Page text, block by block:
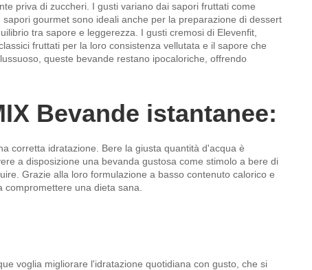
priva di zuccheri. I gusti variano dai sapori fruttati come
gourmet sono ideali anche per la preparazione di dessert
tra sapore e leggerezza. I gusti cremosi di Elevenfit,
fruttati per la loro consistenza vellutata e il sapore che
queste bevande restano ipocaloriche, offrendo
Bevande istantanee:
corretta idratazione. Bere la giusta quantità d'acqua è
a disposizione una bevanda gustosa come stimolo a bere di
Grazie alla loro formulazione a basso contenuto calorico e
una dieta sana.
voglia migliorare l'idratazione quotidiana con gusto, che si